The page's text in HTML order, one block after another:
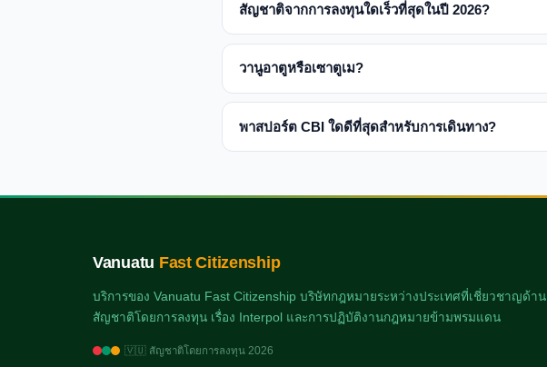
สัญชาติจากการลงทุนใดเร็วที่สุดในปี 2026?
วานูอาตูหรือเซาตูเม?
พาสปอร์ต CBI ใดดีที่สุดสำหรับการเดินทาง?
Vanuatu Fast Citizenship
บริการของ Vanuatu Fast Citizenship บริษัทกฎหมายระหว่างประเทศที่เชี่ยวชาญด้าน
สัญชาติโดยการลงทุน เรื่อง Interpol และการปฏิบัติงานกฎหมายข้ามพรมแดน
🇻🇺 สัญชาติโดยการลงทุน 2026